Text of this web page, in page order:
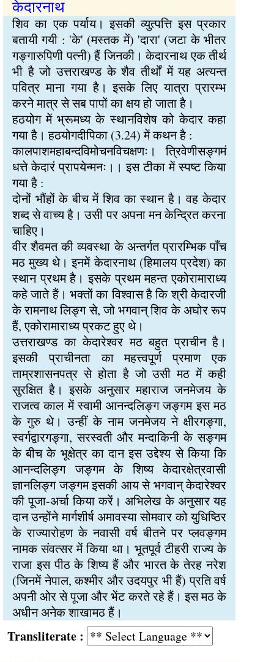
केदारनाथ
शिव का एक पर्याय। इसकी व्युत्पत्ति इस प्रकार
बतायी गयी : 'के' (मस्तक में) 'दारा' (जटा के भीतर
गङ्गारुपिणी पत्नी) हैं जिनकी। केदारनाथ एक तीर्थ
भी है जो उत्तराखण्ड के शैव तीर्थों में यह अत्यन्त
पवित्र माना गया है। इसके लिए यात्रा प्रारम्भ
करने मात्र से सब पापों का क्षय हो जाता है।
हठयोग में भ्रूमध्य के स्थानविशेष को केदार कहा
गया है। हठयोगदीपिका (3.24) में कथन है :
कालपाशमहाबन्दविमोचनविचक्षणः। त्रिवेणीसङ्गमं
धत्ते केदारं प्रापयेन्मनः।। इस टीका में स्पष्ट किया
गया है :
दोनों भौंहों के बीच में शिव का स्थान है। वह केदार
शब्द से वाच्य है। उसी पर अपना मन केन्द्रित करना
चाहिए।
वीर शैवमत की व्यवस्था के अन्तर्गत प्रारम्भिक पाँच
मठ मुख्य थे। इनमें केदारनाथ (हिमालय प्रदेश) का
स्थान प्रथम है। इसके प्रथम महन्त एकोरामाराध्य
कहे जाते हैं। भक्तों का विश्वास है कि श्री केदारजी
के रामनाथ लिङ्ग से, जो भगवान् शिव के अघोर रूप
हैं, एकोरामाराध्य प्रकट हुए थे।
उत्तराखण्ड का केदारेश्वर मठ बहुत प्राचीन है।
इसकी प्राचीनता का महत्त्वपूर्ण प्रमाण एक
ताम्रशासनपत्र से होता है जो उसी मठ में कही
सुरक्षित है। इसके अनुसार महाराज जनमेजय के
राजत्व काल में स्वामी आनन्दलिङ्ग जङ्गम इस मठ
के गुरु थे। उन्हीं के नाम जनमेजय ने क्षीरगङ्गा,
स्वर्गद्वारगङ्गा, सरस्वती और मन्दाकिनी के सङ्गम
के बीच के भूक्षेत्र का दान इस उद्देश्य से किया कि
आनन्दलिङ्ग जङ्गम के शिष्य केदारक्षेत्रवासी
ज्ञानलिङ्ग जङ्गम इसकी आय से भगवान् केदारेश्वर
की पूजा-अर्चा किया करें। अभिलेख के अनुसार यह
दान उन्होंने मार्गशीर्ष अमावस्या सोमवार को युधिष्ठिर
के राज्यारोहण के नवासी वर्ष बीतने पर प्लवङ्गम
नामक संवत्सर में किया था। भूतपूर्व टीहरी राज्य के
राजा इस पीठ के शिष्य हैं और भारत के तेरह नरेश
(जिनमें नेपाल, कश्मीर और उदयपुर भी हैं) प्रति वर्ष
अपनी ओर से पूजा और भेंट करते रहे हैं। इस मठ के
अधीन अनेक शाखामठ हैं।
: